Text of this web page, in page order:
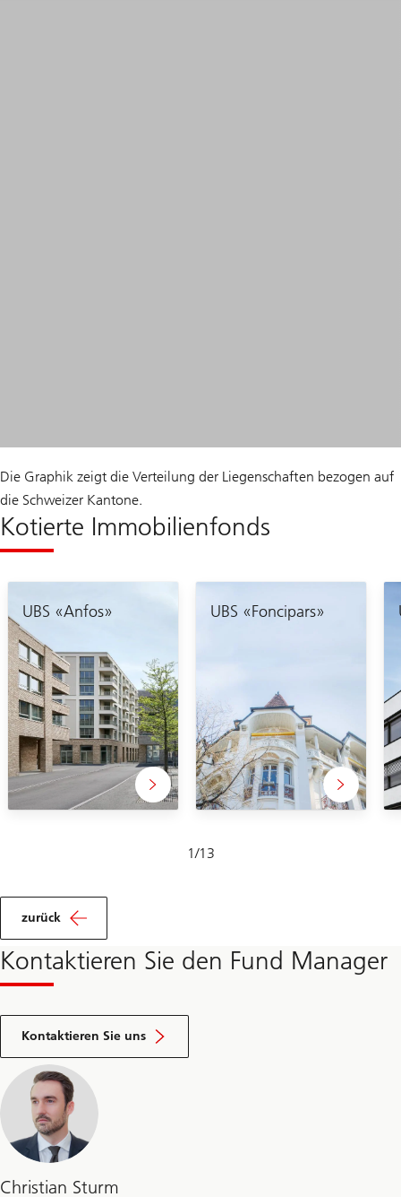
Die Graphik zeigt die Verteilung der Liegenschaften bezogen auf
die Schweizer Kantone.
Kotierte Immobilienfonds
UBS «Anfos» UBS «Foncipars»
1/13
1-
zurück
Kontaktieren Sie den Fund Manager
Kontaktieren Sie uns
by
filling
inquiry
form
Christian Sturm